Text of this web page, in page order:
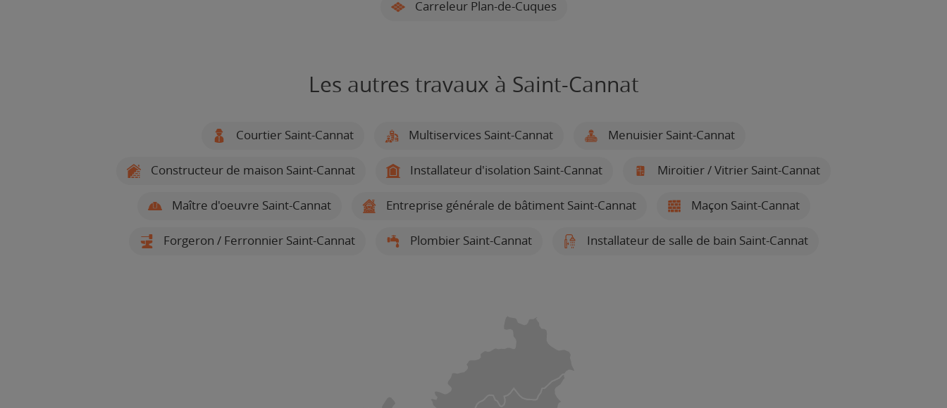
Carreleur Plan-de-Cuques
Les autres travaux à Saint-Cannat
Courtier Saint-Cannat Multiservices Saint-Cannat Menuisier Saint-Cannat
Constructeur de maison Saint-Cannat Installateur d'isolation Saint-Cannat Miroitier / Vitrier Saint-Cannat
Maître d'oeuvre Saint-Cannat Entreprise générale de bâtiment Saint-Cannat Maçon Saint-Cannat
Forgeron / Ferronnier Saint-Cannat Plombier Saint-Cannat Installateur de salle de bain Saint-Cannat